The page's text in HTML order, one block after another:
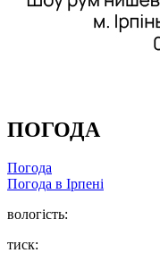
ПОГОДА
Погода
Погода в Ірпені
вологість:
тиск: